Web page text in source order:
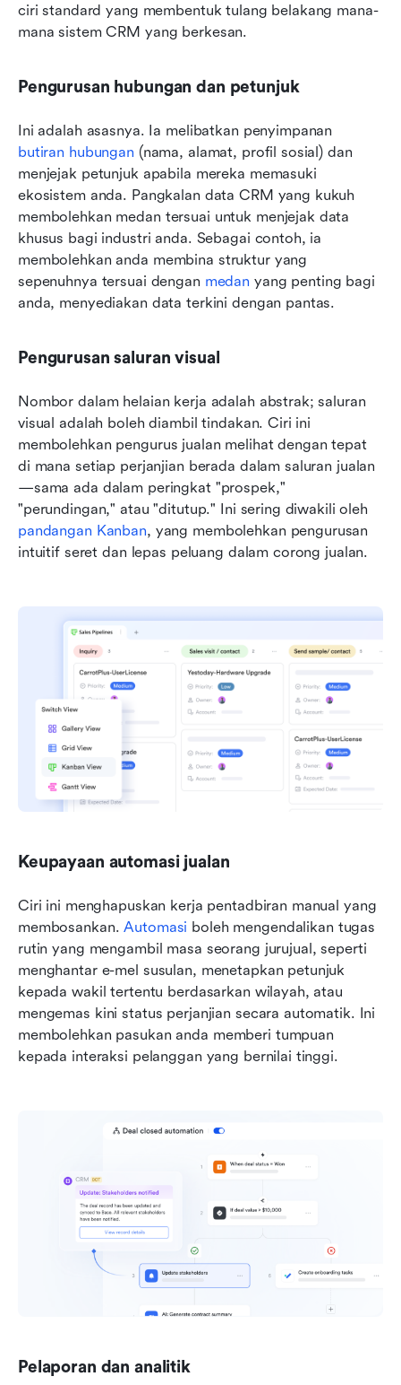
ciri standard yang membentuk tulang belakang mana-
mana sistem CRM yang berkesan.
Pengurusan hubungan dan petunjuk
butiran hubungan (nama, alamat, profil sosial) dan
menjejak petunjuk apabila mereka memasuki
ekosistem anda. Pangkalan data CRM yang kukuh
membolehkan medan tersuai untuk menjejak data
khusus bagi industri anda. Sebagai contoh, ia
membolehkan anda membina struktur yang
sepenuhnya tersuai dengan medan yang penting bagi
anda, menyediakan data terkini dengan pantas.
Pengurusan saluran visual
Nombor dalam helaian kerja adalah abstrak; saluran
visual adalah boleh diambil tindakan. Ciri ini
membolehkan pengurus jualan melihat dengan tepat
di mana setiap perjanjian berada dalam saluran jualan
—sama ada dalam peringkat "prospek,"
pandangan Kanban, yang membolehkan pengurusan
intuitif seret dan lepas peluang dalam corong jualan.
Keupayaan automasi jualan
Ciri ini menghapuskan kerja pentadbiran manual yang
membosankan. Automasi boleh mengendalikan tugas
rutin yang mengambil masa seorang jurujual, seperti
menghantar e-mel susulan, menetapkan petunjuk
kepada wakil tertentu berdasarkan wilayah, atau
mengemas kini status perjanjian secara automatik. Ini
membolehkan pasukan anda memberi tumpuan
kepada interaksi pelanggan yang bernilai tinggi.
Pelaporan dan analitik